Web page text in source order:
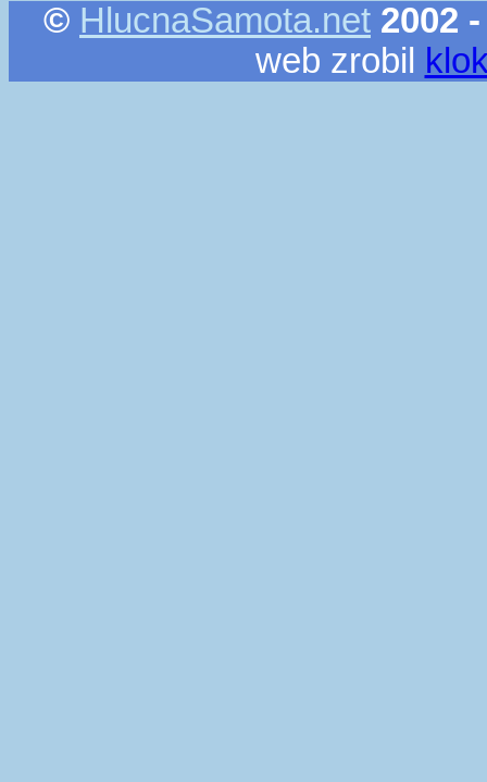
© HlucnaSamota.net 2002
web zrobil